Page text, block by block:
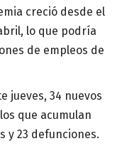
creció desde el
lo que podría
de empleos de
jueves, 34 nuevos
que acumulan
y 23 defunciones.